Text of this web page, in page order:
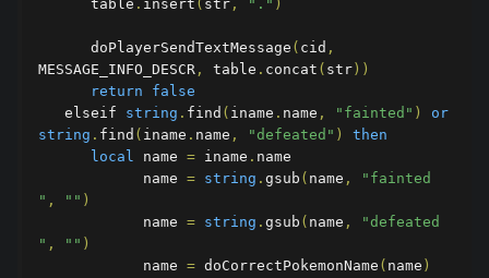
      table
. insert ( str , "." )
      doPlayerSendTextMessage
( cid ,
MESSAGE_INFO_DESCR , table . concat ( str ))
return
false
   elseif
string . find ( iname . name , "fainted" )
or
string . find ( iname . name , "defeated" )
then
local name = iname . name
            name
= string . gsub ( name ,
"fainted
" , "" )
            name
= string . gsub ( name ,
"defeated
" , "" )
            name
= doCorrectPokemonName ( name )